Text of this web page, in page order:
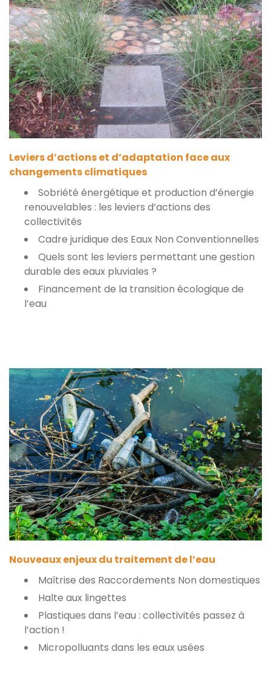
Leviers d’actions et d’adaptation face aux
changements climatiques
Sobriété énergétique et production d’énergie
renouvelables : les leviers d’actions des
collectivités
Cadre juridique des Eaux Non Conventionnelles
Quels sont les leviers permettant une gestion
durable des eaux pluviales ?
Financement de la transition écologique de
l’eau
Nouveaux enjeux du traitement de l’eau
Maîtrise des Raccordements Non domestiques
Halte aux lingettes
Plastiques dans l’eau : collectivités passez à
l’action !
Micropolluants dans les eaux usées